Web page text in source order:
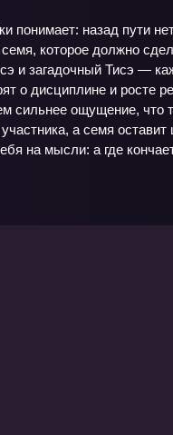
понимает: назад пути
семя, которое должно
и загадочный Тисэ —
о дисциплине и росте
сильнее ощущение,
а семя
на мысли: а где